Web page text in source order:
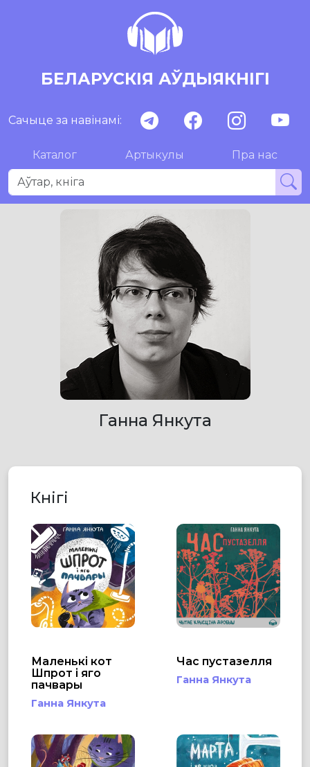
БЕЛАРУСКІЯ АЎДЫЯКНІГІ
Сачыце за навінамі:
Каталог Артыкулы Пра нас
Ганна Янкута
Кнігі
Маленькі кот
Шпрот і яго
пачвары
Ганна Янкута
Час пустазелля
Ганна Янкута